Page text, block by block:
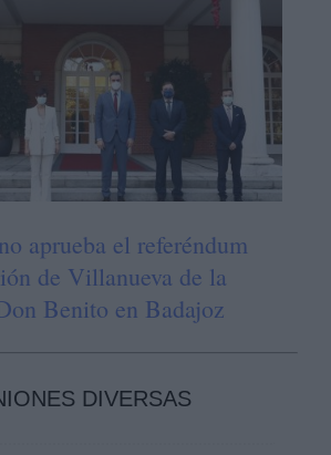
aprueba el referéndum
de Villanueva de la
Benito en Badajoz
DIVERSAS